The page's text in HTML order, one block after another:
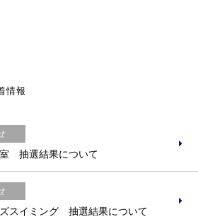
情報
室 抽選結果について
ズスイミング 抽選結果について